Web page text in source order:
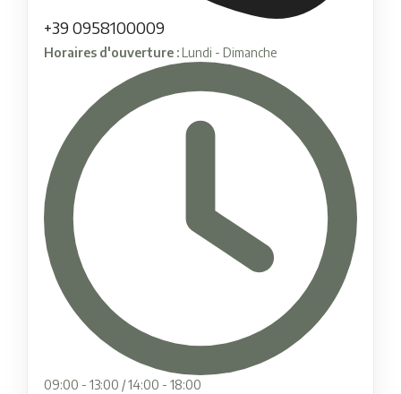
+39 0958100009
Horaires d'ouverture :Lundi - Dimanche
09:00 - 13:00 / 14:00 - 18:00